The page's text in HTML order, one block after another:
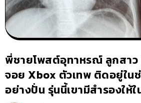
พี่ชายโพสต์อุทาหรณ์ ลูกสา
จอย Xbox ตัวเทพ ติดอยู่ใน
อย่างปั่น รุ่นนี้เขามีสำรองให้